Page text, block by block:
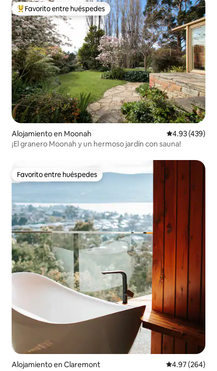
Favorito entre huéspedes preferido
Favorito entre huéspedes
Alojamiento en Moonah Calificación
4.93 (439)
¡El granero Moonah y un hermoso jardín con sauna!
Favorito entre huéspedes
Favorito entre huéspedes
Alojamiento en Claremont Calificación
4.97 (264)